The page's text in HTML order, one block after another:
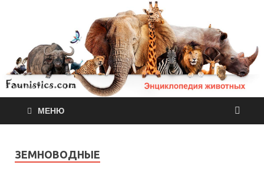
МЕНЮ
ЗЕМНОВОДНЫЕ